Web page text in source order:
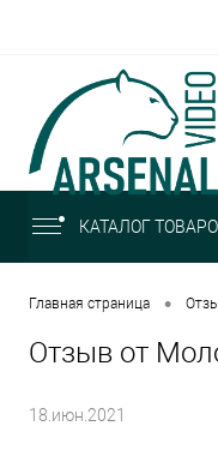
КАТАЛОГ
Главная страница •
Отзыв от
18.июн.2021